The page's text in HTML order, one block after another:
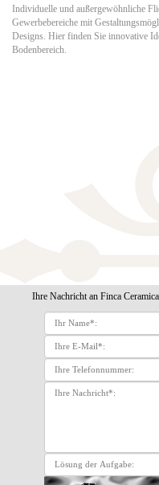
Individuelle und außergewöhnliche
Gewerbebereiche mit
Designs. Hier finden Sie innovative
Bodenbereich.
Ihre Nachricht an Finca Ceramica